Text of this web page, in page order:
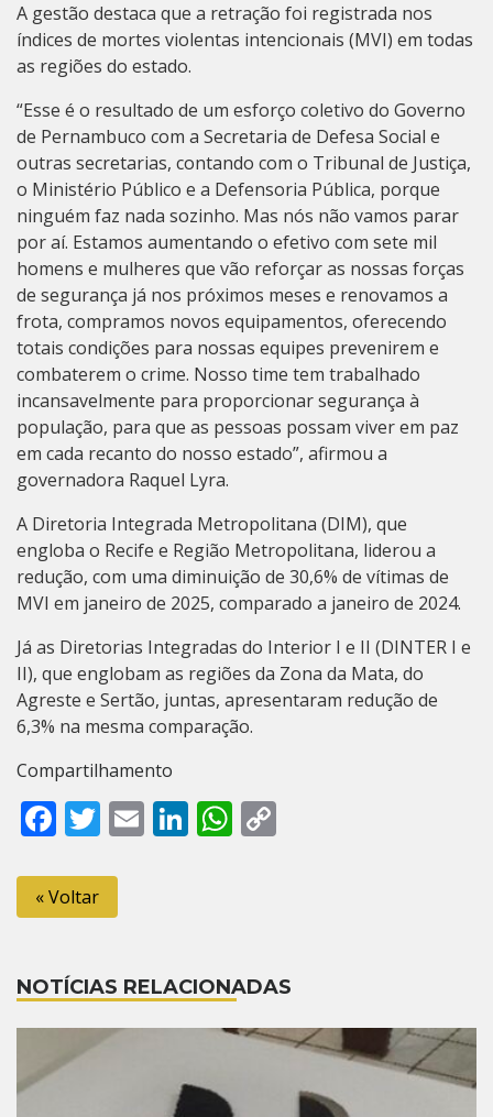
A gestão destaca que a retração foi registrada nos
índices de mortes violentas intencionais (MVI) em todas
as regiões do estado.
“Esse é o resultado de um esforço coletivo do Governo
de Pernambuco com a Secretaria de Defesa Social e
outras secretarias, contando com o Tribunal de Justiça,
o Ministério Público e a Defensoria Pública, porque
ninguém faz nada sozinho. Mas nós não vamos parar
por aí. Estamos aumentando o efetivo com sete mil
homens e mulheres que vão reforçar as nossas forças
de segurança já nos próximos meses e renovamos a
frota, compramos novos equipamentos, oferecendo
totais condições para nossas equipes prevenirem e
combaterem o crime. Nosso time tem trabalhado
incansavelmente para proporcionar segurança à
população, para que as pessoas possam viver em paz
em cada recanto do nosso estado”, afirmou a
governadora Raquel Lyra.
A Diretoria Integrada Metropolitana (DIM), que
engloba o Recife e Região Metropolitana, liderou a
redução, com uma diminuição de 30,6% de vítimas de
MVI em janeiro de 2025, comparado a janeiro de 2024.
Já as Diretorias Integradas do Interior I e II (DINTER I e
II), que englobam as regiões da Zona da Mata, do
Agreste e Sertão, juntas, apresentaram redução de
6,3% na mesma comparação.
Compartilhamento
Facebook
Twitter
EmailLinkedIn
WhatsApp
« Voltar
NOTÍCIAS RELACIONADAS